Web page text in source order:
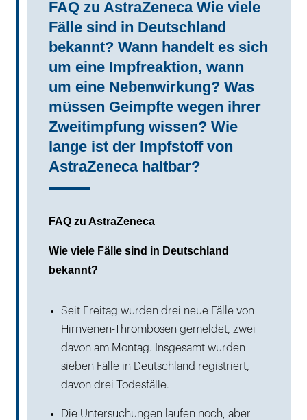
FAQ zu AstraZeneca Wie viele
Fälle sind in Deutschland
bekannt? Wann handelt es sich
um eine Impfreaktion, wann
um eine Nebenwirkung? Was
müssen Geimpfte wegen ihrer
Zweitimpfung wissen? Wie
lange ist der Impfstoff von
AstraZeneca haltbar?
FAQ zu AstraZeneca
Wie viele Fälle sind in Deutschland
bekannt?
Seit Freitag wurden drei neue Fälle von
Hirnvenen-Thrombosen gemeldet, zwei
davon am Montag. Insgesamt wurden
sieben Fälle in Deutschland registriert,
davon drei Todesfälle.
Die Untersuchungen laufen noch, aber